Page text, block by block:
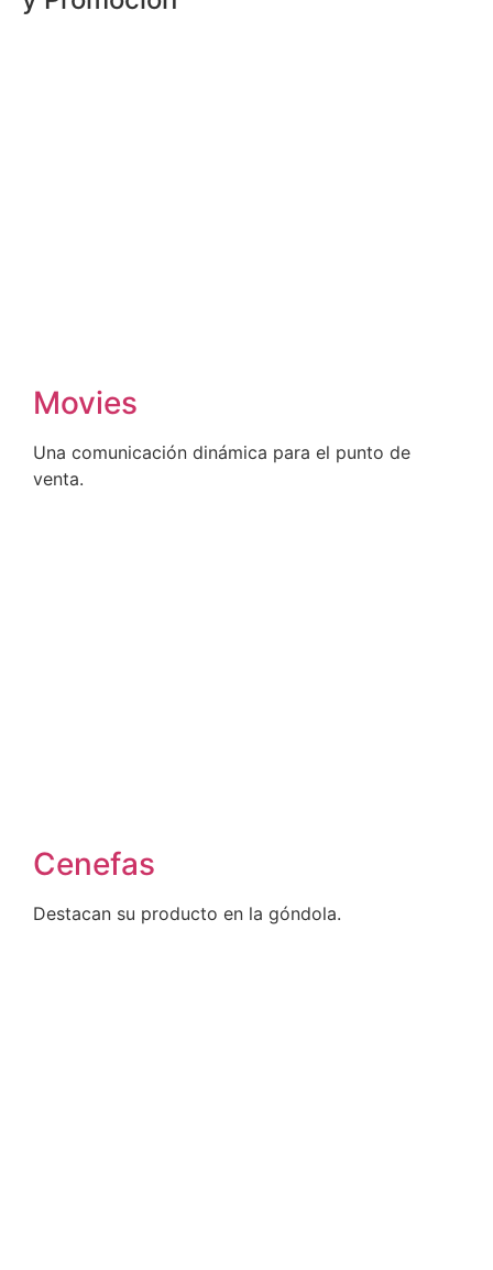
Movies
Una comunicación dinámica para el punto de
venta.
Cenefas
Destacan su producto en la góndola.